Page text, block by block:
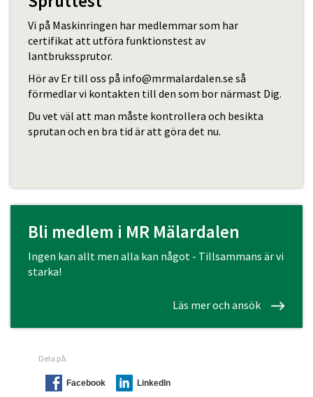
Vi på Maskinringen har medlemmar som har
certifikat att utföra funktionstest av
lantbrukssprutor.
Hör av Er till oss på info@mrmalardalen.se så
förmedlar vi kontakten till den som bor närmast Dig.
Du vet väl att man måste kontrollera och besikta
sprutan och en bra tid är att göra det nu.
Bli medlem i MR Mälardalen
Ingen kan allt men alla kan något - Tillsammans är vi
starka!
Läs mer och ansök
Dela på:
Facebook LinkedIn